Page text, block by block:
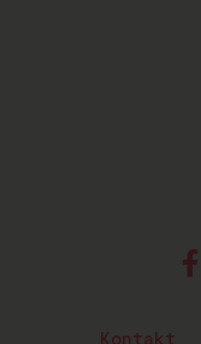
Kontakt